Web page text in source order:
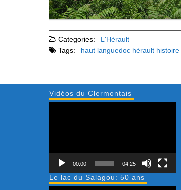
Categories:
L'Hérault
Tags:
haut languedoc hérault histoire
Vidéos du Clermontais
00:00 04:25
Le lac du Salagou: 50 ans